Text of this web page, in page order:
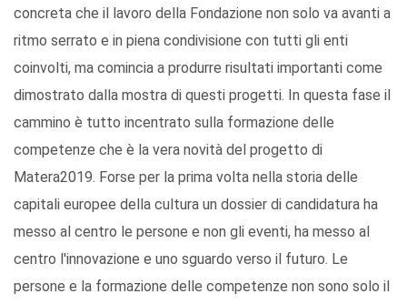
concreta che il lavoro della Fondazione non solo va avanti a
ritmo serrato e in piena condivisione con tutti gli enti
coinvolti, ma comincia a produrre risultati importanti come
dimostrato dalla mostra di questi progetti. In questa fase il
cammino è tutto incentrato sulla formazione delle
competenze che è la vera novità del progetto di
Matera2019. Forse per la prima volta nella storia delle
capitali europee della cultura un dossier di candidatura ha
messo al centro le persone e non gli eventi, ha messo al
centro l'innovazione e uno sguardo verso il futuro. Le
persone e la formazione delle competenze non sono solo il